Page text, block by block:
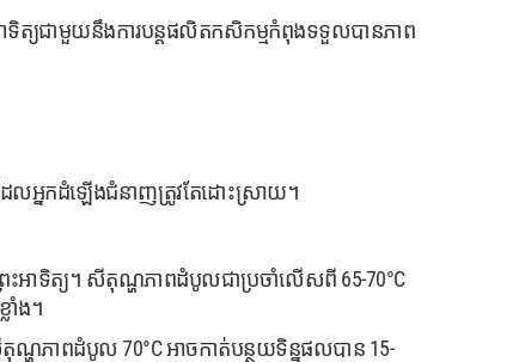
អាទិត្យជាមួយនឹងការបន្តផលិតកសិកម្មកំពុងទទួលបានភាព
ដែលអ្នកដំឡើងជំនាញត្រូវតែដោះស្រាយ។
ះអាទិត្យ។ សីតុណ្ហភាពដំបូលជាប្រចាំលើសពី 65-70°C
ាំង។
តុណ្ហភាពដំបូល 70°C អាចកាត់បន្ថយទិន្នផលបាន 15-